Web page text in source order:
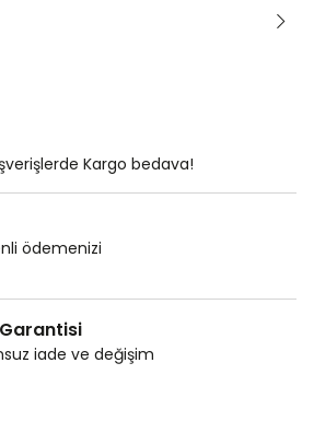
Kargo bedava!
ödemenizi
iade ve değişim